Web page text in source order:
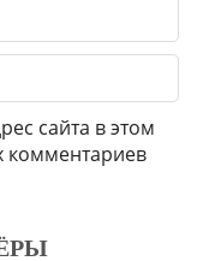
сайта в этом
комментариев